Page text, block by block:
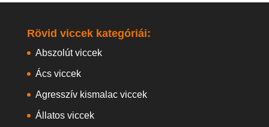
Rövid viccek kategóriái:
Abszolút viccek
Ács viccek
Agresszív kismalac viccek
Állatos viccek